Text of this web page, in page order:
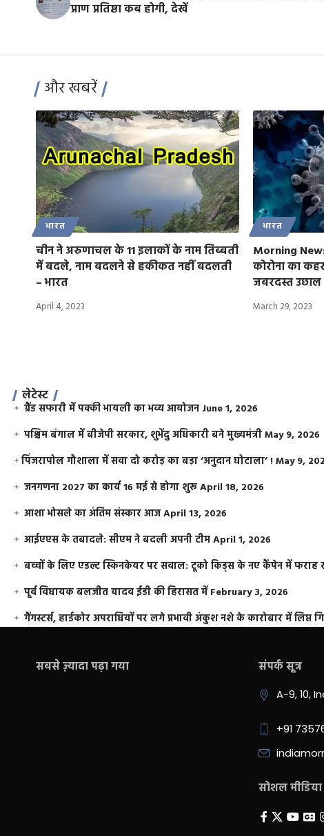
प्राण प्रतिष्ठा कब होगी, देखें
और खबरें
भारत
चीन ने अरुणाचल के 11 इलाकों के नाम तिब्बती
में बदले, नाम बदलने से हकीकत नहीं बदलती
– भारत
April 4, 2023
भारत
Morning
कोरोना का
जबरदस्त उछाल
March 29, 2023
लेटेस्ट
ग्रैंड सफारी में पक्की भायली का भव्य आयोजन June 1, 2026
पश्चिम बंगाल में बीजेपी सरकार, शुभेंदु अधिकारी बने मुख्यमंत्रीMay 9, 2026
​पिंजरापोल गौशाला में सवा दो करोड़ का बड़ा ‘अनुदान घोटाला’ !May 9,
जनगणना 2027 का कार्य 16 मई से होगा शुरूApril 18, 2026
आशा भोसले का अंतिम संस्कार आजApril 13, 2026
आईएएस के तबादले: सीएम ने बदली अपनी टीमApril 1, 2026
बच्चों के लिए एडल्ट स्किनकेयर पर सवाल: टूको किड्स के नए कैंपेन में फराह
पूर्व विधायक बलजीत यादव ईडी की हिरासत में February 3, 2026
गैंगस्टर्स, हार्डकोर अपराधियों पर लगे प्रभावी अंकुश नशे के कारोबार में लिप्त
सबसे ज़्यादा पढ़ा गया संपर्क सूत्र
A-9, 10,
+91
सोशल